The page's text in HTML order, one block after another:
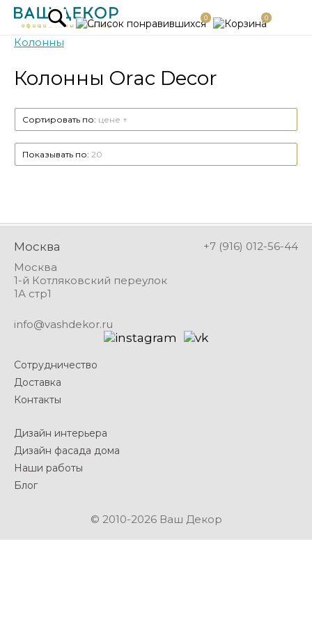
0 0
Колонны
Колонны Orac Decor
Сортировать по: цене ↑
Показывать по: 20
Москва
+7 (916) 012-56-44
Москва
1-й Котляковский переулок
1А стр1
info@vashdekor.ru
Сотрудничество
Доставка
Контакты
Дизайн интерьера
Дизайн фасада дома
Наши работы
Блог
© 2010-2026 Ваш Декор